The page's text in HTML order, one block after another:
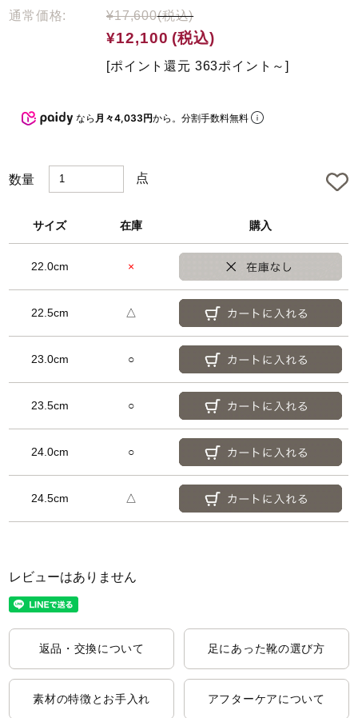
l
e
通常価格: ¥17,600(税込)
¥12,100 (税込)
[ポイント還元 363ポイント～]
なら 月々4,033円から。分割手数料無料
数量 点
サイズ 在庫 購入
22.0cm ×
22.5cm △
23.0cm ○
23.5cm ○
24.0cm ○
24.5cm △
レビューはありません
返品・交換について 足にあった靴の選び方
素材の特徴とお手入れ アフターケアについて